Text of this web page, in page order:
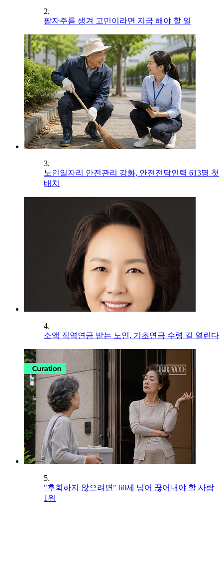
2.
팔자주름 생겨 고민이라면 지금 해야 할 일
3.
노인일자리 안전관리 강화, 안전전담인력 613명 첫
배치
4.
소액 직역연금 받는 노인, 기초연금 수령 길 열린다
5.
"후회하지 않으려면" 60세 넘어 끊어내야 할 사람
1위